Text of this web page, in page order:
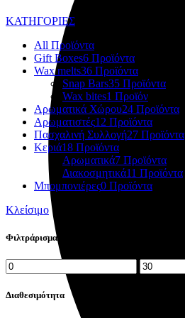
ΚΑΤΗΓΟΡΙΕΣ
All Προϊόντα
Gift Boxes6 Προϊόντα
Wax melts36 Προϊόντα
Snap Bars35 Προϊόντα
Wax bites1 Προϊόν
Αρωματικά Χώρου24 Προϊόντα
Αρωματιστές12 Προϊόντα
Πασχαλινή Συλλογή27 Προϊόντα
Κεριά18 Προϊόντα
Αρωματικά7 Προϊόντα
Διακοσμητικά11 Προϊόντα
Μπομπονιέρες0 Προϊόντα
Κλείσιμο
Φιλτράρισμα βάσει τιμής
Ελάχιστη
τιμή
Μέγιστη
τιμή
Διαθεσιμότητα